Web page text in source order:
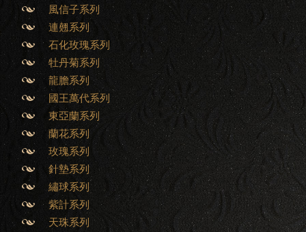
風信子系列
連翹系列
石化玫瑰系列
牡丹菊系列
龍膽系列
國王萬代系列
東亞蘭系列
蘭花系列
玫瑰系列
針墊系列
繡球系列
紫計系列
天珠系列